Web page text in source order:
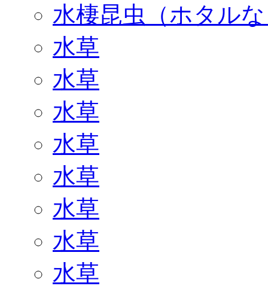
水棲昆虫（ホタル
水草
水草
水草
水草
水草
水草
水草
水草